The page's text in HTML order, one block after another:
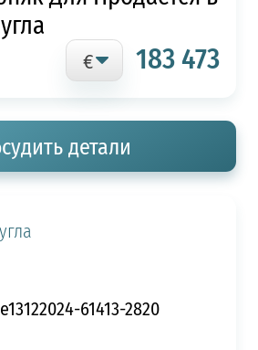
183 473
детали
61413-2820